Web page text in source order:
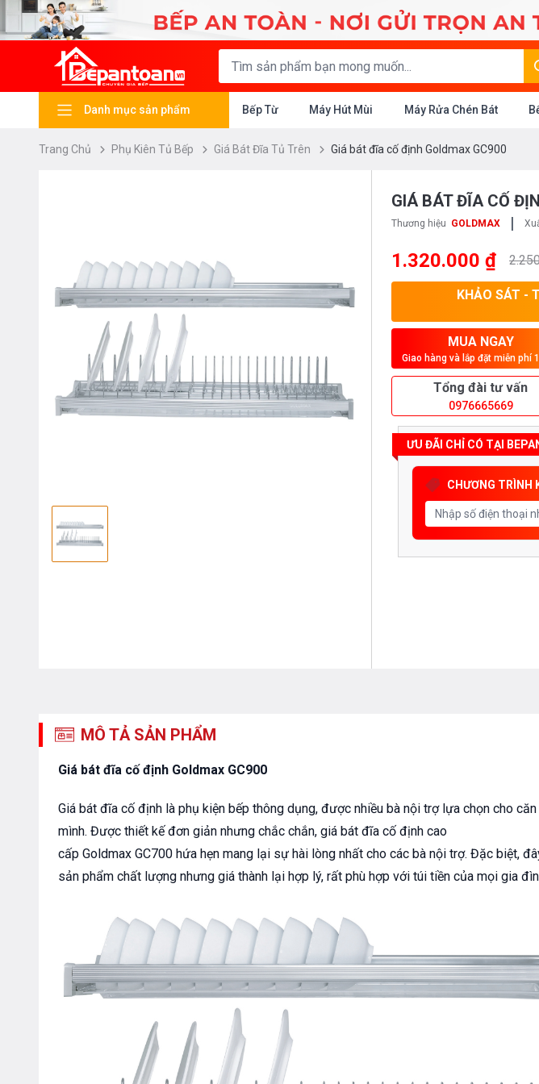
Danh mục sản phẩm Bếp Từ Máy Hút Mùi Máy Rửa Chén Bát
Trang Chủ Phụ Kiên Tủ Bếp Giá Bát Đĩa Tủ Trên Giá bát đĩa cố định Goldmax GC900
GIÁ BÁT ĐĨA CỐ
Thương hiệu GOLDMAX |
1.320.000 ₫
KHẢO SÁT -
MUA NGAY
Giao hàng và lắp đặt miễn phí
Tổng đài tư vấn
0976665669
ƯU ĐÃI CHỈ CÓ TẠI
CHƯƠNG TRÌNH
MÔ TẢ SẢN PHẨM
Giá bát đĩa cố định Goldmax GC900
Giá bát đĩa cố định là phụ kiện bếp thông dụng, được nhiều bà nội trợ lựa chọn cho căn
mình. Được thiết kế đơn giản nhưng chắc chắn, giá bát đĩa cố định cao
cấp Goldmax GC700 hứa hẹn mang lại sự hài lòng nhất cho các bà nội trợ. Đặc biệt,
sản phẩm chất lượng nhưng giá thành lại hợp lý, rất phù hợp với túi tiền của mọi gia